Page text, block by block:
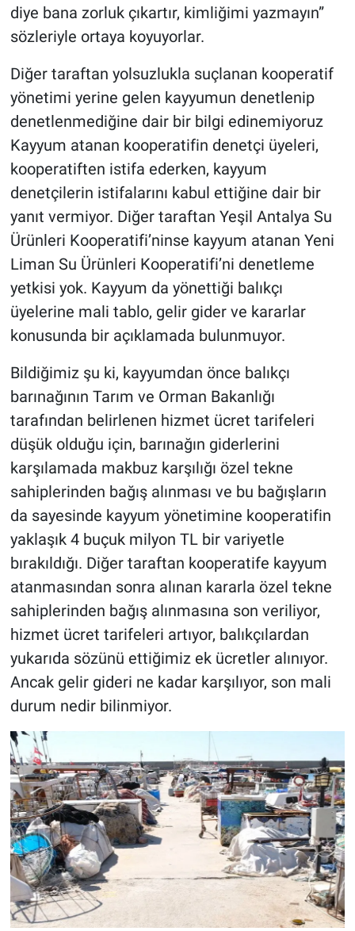
diye bana zorluk çıkartır, kimliğimi yazmayın”
sözleriyle ortaya koyuyorlar.
Diğer taraftan yolsuzlukla suçlanan kooperatif
yönetimi yerine gelen kayyumun denetlenip
denetlenmediğine dair bir bilgi edinemiyoruz
Kayyum atanan kooperatifin denetçi üyeleri,
kooperatiften istifa ederken, kayyum
denetçilerin istifalarını kabul ettiğine dair bir
yanıt vermiyor. Diğer taraftan Yeşil Antalya Su
Ürünleri Kooperatifi’ninse kayyum atanan Yeni
Liman Su Ürünleri Kooperatifi’ni denetleme
yetkisi yok. Kayyum da yönettiği balıkçı
üyelerine mali tablo, gelir gider ve kararlar
konusunda bir açıklamada bulunmuyor.
Bildiğimiz şu ki, kayyumdan önce balıkçı
barınağının Tarım ve Orman Bakanlığı
tarafından belirlenen hizmet ücret tarifeleri
düşük olduğu için, barınağın giderlerini
karşılamada makbuz karşılığı özel tekne
sahiplerinden bağış alınması ve bu bağışların
da sayesinde kayyum yönetimine kooperatifin
yaklaşık 4 buçuk milyon TL bir variyetle
bırakıldığı. Diğer taraftan kooperatife kayyum
atanmasından sonra alınan kararla özel tekne
sahiplerinden bağış alınmasına son veriliyor,
hizmet ücret tarifeleri artıyor, balıkçılardan
yukarıda sözünü ettiğimiz ek ücretler alınıyor.
Ancak gelir gideri ne kadar karşılıyor, son mali
durum nedir bilinmiyor.